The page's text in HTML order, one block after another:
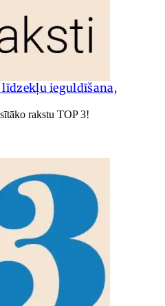
līdzekļu ieguldīšana,
rakstu TOP 3!